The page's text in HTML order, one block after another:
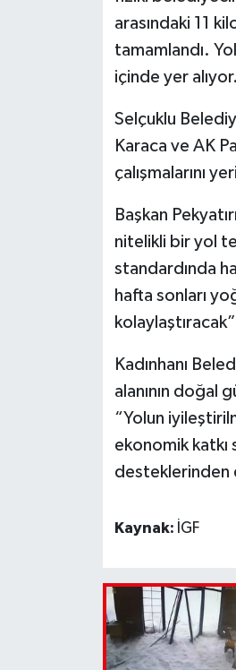
arasındaki 11
tamamlandı.
içinde yer alıyor.
Selçuklu
Karaca ve AK
çalışmalarını
Başkan
nitelikli bir yol
standardında
hafta sonları
Kadınhanı
alanının doğal
“Yolun
ekonomik katkı
desteklerinden
Kaynak: İGF